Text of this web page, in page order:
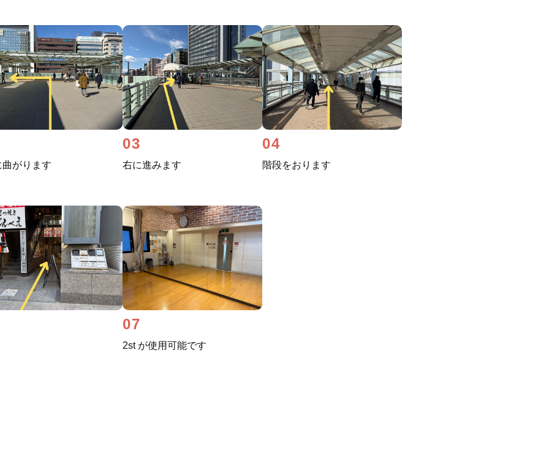
曲がります
03
右に進みます
04
階段をおります
07
2st が使用可能です